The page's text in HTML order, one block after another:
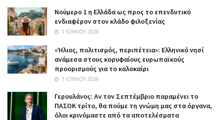
Nούμερο 1 η Ελλάδα ως προς το επενδυτικό
ενδιαφέρον στον κλάδο φιλοξενίας
1 ΙΟΥΛΊΟΥ 2026
«Ήλιος, πολιτισμός, περιπέτεια»: Ελληνικό νησί
ανάμεσα στους κορυφαίους ευρωπαϊκούς
προορισμούς για το καλοκαίρι
1 ΙΟΥΛΊΟΥ 2026
Γερουλάνος: Αν τον Σεπτέμβριο παραμένει το
ΠΑΣΟΚ τρίτο, θα πούμε τη γνώμη μας στα όργανα,
όλοι κρινόμαστε από τα αποτελέσματα